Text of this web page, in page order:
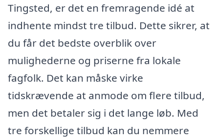
Tingsted, er det en fremragende idé at
indhente mindst tre tilbud. Dette sikrer, at
du får det bedste overblik over
mulighederne og priserne fra lokale
fagfolk. Det kan måske virke
tidskrævende at anmode om flere tilbud,
men det betaler sig i det lange løb. Med
tre forskellige tilbud kan du nemmere